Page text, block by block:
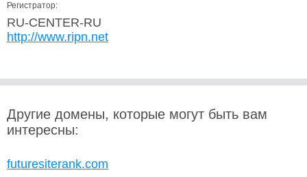
Регистратор:
RU-CENTER-RU
http://www.ripn.net
Другие домены, которые могут быть вам
интересны:
futuresiterank.com